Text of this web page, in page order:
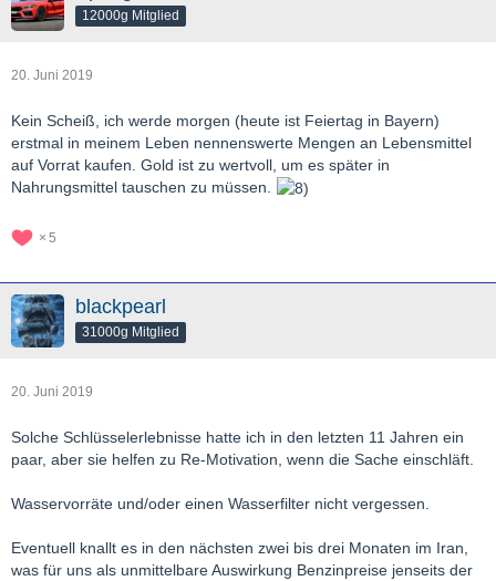
12000g Mitglied
20. Juni 2019
Kein Scheiß, ich werde morgen (heute ist Feiertag in Bayern)
erstmal in meinem Leben nennenswerte Mengen an Lebensmittel
auf Vorrat kaufen. Gold ist zu wertvoll, um es später in
Nahrungsmittel tauschen zu müssen.
5
blackpearl
31000g Mitglied
20. Juni 2019
Solche Schlüsselerlebnisse hatte ich in den letzten 11 Jahren ein
paar, aber sie helfen zu Re-Motivation, wenn die Sache einschläft.
Wasservorräte und/oder einen Wasserfilter nicht vergessen.
Eventuell knallt es in den nächsten zwei bis drei Monaten im Iran,
was für uns als unmittelbare Auswirkung Benzinpreise jenseits der